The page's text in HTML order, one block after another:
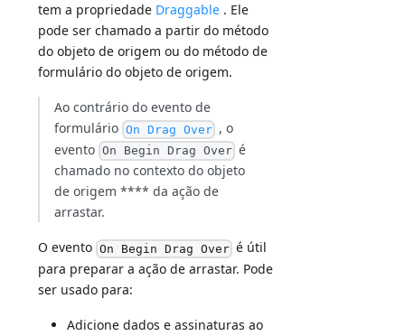
tem a propriedade Draggable . Ele
pode ser chamado a partir do método
do objeto de origem ou do método de
formulário do objeto de origem.
Ao contrário do evento de
formulário On Drag Over , o
evento On Begin Drag Over é
chamado no contexto do objeto
de origem **** da ação de
arrastar.
O evento On Begin Drag Over é útil
para preparar a ação de arrastar. Pode
ser usado para:
Adicione dados e assinaturas ao